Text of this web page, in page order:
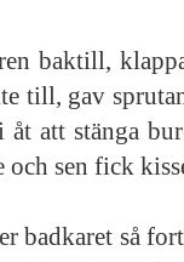
baktill,
till, gav
åt att stänga
och sen fick
badkaret så